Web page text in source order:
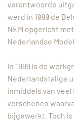
verantwoorde
werd in 1989 de
NEM opgericht
Nederlandse
In 1999 is de
Nederlandstalige
inmiddels van veel
verschenen
bijgewerkt. Toch